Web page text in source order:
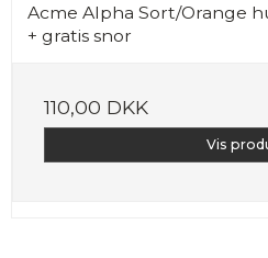
Acme Alpha Sort/Orange
+ gratis snor
110,00 DKK
Vis